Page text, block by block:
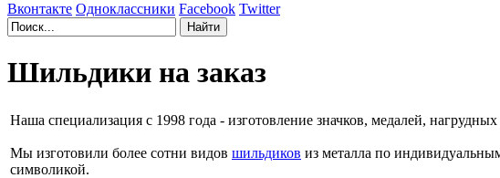
Вконтакте Одноклассники Facebook Twitter
Шильдики на заказ
Наша специализация с 1998 года - изготовление значков, медалей, нагрудных
Мы изготовили более сотни видов шильдиков из металла по
символикой.